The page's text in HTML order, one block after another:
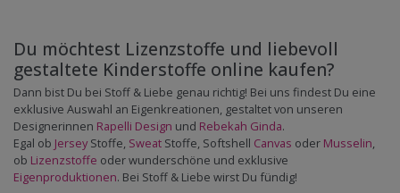
Du möchtest Lizenzstoffe und liebevoll
gestaltete Kinderstoffe online kaufen?
Dann bist Du bei Stoff & Liebe genau richtig! Bei uns findest Du eine
exklusive Auswahl an Eigenkreationen, gestaltet von unseren
Designerinnen Rapelli Design und Rebekah Ginda.
Egal ob JerseyStoffe, Sweat Stoffe, Softshell Canvas oder Musselin,
ob Lizenzstoffe oder wunderschöne und exklusive
Eigenproduktionen. Bei Stoff & Liebe wirst Du fündig!